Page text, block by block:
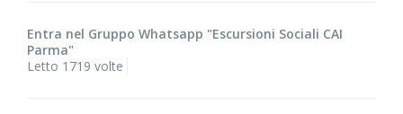
Entra nel Gruppo Whatsapp "Escursioni Sociali CAI
Parma"
Letto 1719 volte